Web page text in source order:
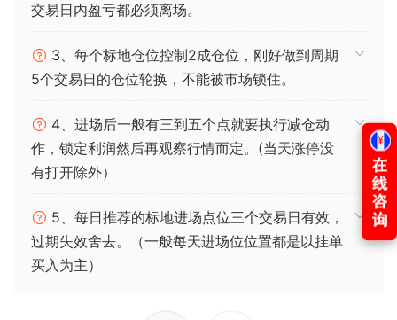
交易日内盈亏都必须离场。
3、每个标地仓位控制2成仓位，刚好做到周期
5个交易日的仓位轮换，不能被市场锁住。
4、进场后一般有三到五个点就要执行减仓动
作，锁定利润然后再观察行情而定。(当天涨停没
有打开除外）
5、每日推荐的标地进场点位三个交易日有效，
过期失效舍去。（一般每天进场位位置都是以挂单
买入为主）